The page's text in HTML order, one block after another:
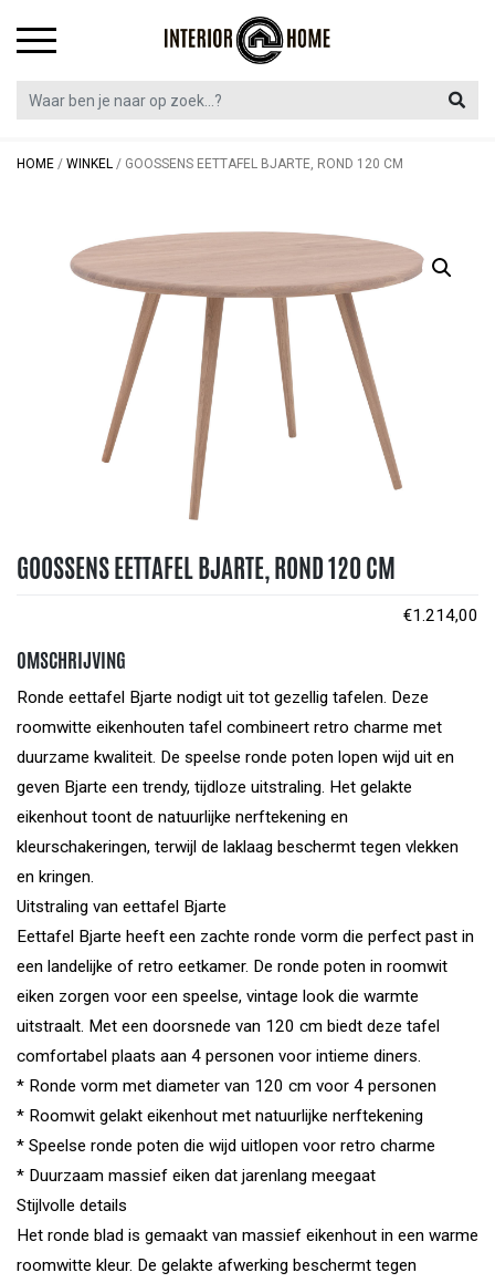
HOME / WINKEL / GOOSSENS EETTAFEL BJARTE, ROND 120 CM
GOOSSENS EETTAFEL BJARTE, ROND 120 CM
€1.214,00
OMSCHRIJVING
Ronde eettafel Bjarte nodigt uit tot gezellig tafelen. Deze
roomwitte eikenhouten tafel combineert retro charme met
duurzame kwaliteit. De speelse ronde poten lopen wijd uit en
geven Bjarte een trendy, tijdloze uitstraling. Het gelakte
eikenhout toont de natuurlijke nerftekening en
kleurschakeringen, terwijl de laklaag beschermt tegen vlekken
en kringen.
Uitstraling van eettafel Bjarte
Eettafel Bjarte heeft een zachte ronde vorm die perfect past in
een landelijke of retro eetkamer. De ronde poten in roomwit
eiken zorgen voor een speelse, vintage look die warmte
uitstraalt. Met een doorsnede van 120 cm biedt deze tafel
comfortabel plaats aan 4 personen voor intieme diners.
* Ronde vorm met diameter van 120 cm voor 4 personen
* Roomwit gelakt eikenhout met natuurlijke nerftekening
* Speelse ronde poten die wijd uitlopen voor retro charme
* Duurzaam massief eiken dat jarenlang meegaat
Stijlvolle details
Het ronde blad is gemaakt van massief eikenhout in een warme
roomwitte kleur. De gelakte afwerking beschermt tegen